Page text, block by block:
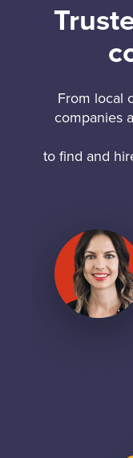
From local
companies
to find and